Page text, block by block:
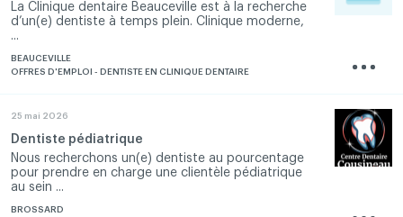
La Clinique dentaire Beauceville est à la recherche
d’un(e) dentiste à temps plein. Clinique moderne,
...
BEAUCEVILLE
OFFRES D'EMPLOI - DENTISTE EN CLINIQUE DENTAIRE
Dentiste pédiatrique
Nous recherchons un(e) dentiste au pourcentage
pour prendre en charge une clientèle pédiatrique
au sein ...
25 mai 2026
BROSSARD